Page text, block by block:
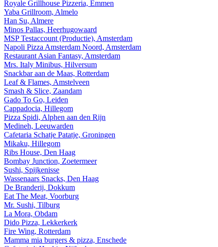
Royale Grillhouse Pizzeria, Emmen
Yaba Grillroom, Almelo
Han Su, Almere
Minos Pallas, Heerhugowaard
MSP Testaccount (Productie), Amsterdam
Napoli Pizza Amsterdam Noord, Amsterdam
Restaurant Asian Fantasy, Amsterdam
Mrs. Italy Minibus, Hilversum
Snackbar aan de Maas, Rotterdam
Leaf & Flames, Amstelveen
Smash & Slice, Zaandam
Gado To Go, Leiden
Cappadocia, Hillegom
Pizza Spidi, Alphen aan den Rijn
Medineh, Leeuwarden
Cafetaria Schatje Patatje, Groningen
Mikaku, Hillegom
Ribs House, Den Haag
Bombay Junction, Zoetermeer
Sushi, Spijkenisse
Wassenaars Snacks, Den Haag
De Branderij, Dokkum
Eat The Meat, Voorburg
Mr. Sushi, Tilburg
La Mora, Obdam
Dido Pizza, Lekkerkerk
Fire Wing, Rotterdam
Mamma mia burgers & pizza, Enschede